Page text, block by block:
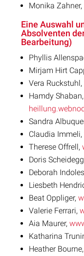
Monika Zahner,
Eine Auswahl
Absolventen
Bearbeitung)
Phyllis
Mirjam Hirt
Vera Ruckstuhl,
Hamdy Shaban,
Sandra
Claudia Immeli,
Therese Offrell,
Doris
Deborah
Liesbeth
Beat Oppliger,
Valerie Ferrari,
Aia Maurer,
Katharina
Heather Bourne,